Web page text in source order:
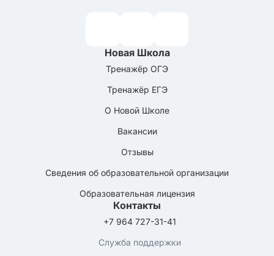
Новая Школа
Тренажёр ОГЭ
Тренажёр ЕГЭ
О Новой Школе
Вакансии
Отзывы
Сведения об образовательной организации
Образовательная лицензия
Контакты
+7 964 727-31-41
Служба поддержки